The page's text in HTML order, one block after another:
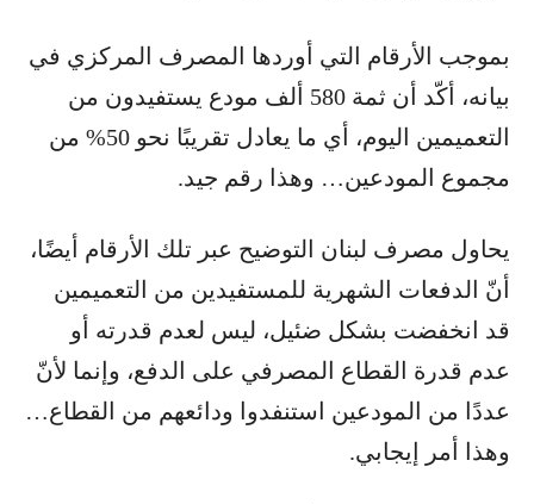
بموجب الأرقام التي أوردها المصرف المركزي في
بيانه، أكّد أن ثمة 580 ألف مودع يستفيدون من
التعميمين اليوم، أي ما يعادل تقريبًا نحو 50% من
مجموع المودعين… وهذا رقم جيد.
يحاول مصرف لبنان التوضيح عبر تلك الأرقام أيضًا،
أنّ الدفعات الشهرية للمستفيدين من التعميمين
قد انخفضت بشكل ضئيل، ليس لعدم قدرته أو
عدم قدرة القطاع المصرفي على الدفع، وإنما لأنّ
عددًا من المودعين استنفدوا ودائعهم من القطاع…
وهذا أمر إيجابي.